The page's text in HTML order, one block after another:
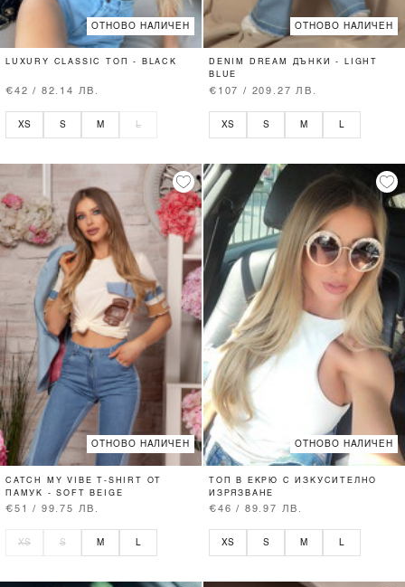
ОТНОВО НАЛИЧЕН
LUXURY CLASSIC ТОП - BLACK
€42 / 82.14 ЛВ.
XS S M L
ОТНОВО НАЛИЧЕН
DENIM DREAM ДЪНКИ - LIGHT
BLUE
€107 / 209.27 ЛВ.
XS S M
ОТНОВО НАЛИЧЕН
CATCH MY VIBE T-SHIRT ОТ
ПАМУК - SOFT BEIGE
€51 / 99.75 ЛВ.
XS S M L
ОТНОВО НАЛИЧЕН
ТОП В ЕКРЮ С ИЗКУСИТЕЛНО
ИЗРЯЗВАНЕ
€46 / 89.97 ЛВ.
XS S M L